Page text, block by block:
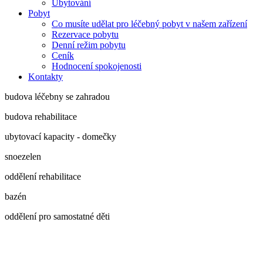
Ubytování
Pobyt
Co musíte udělat pro léčebný pobyt v našem zařízení
Rezervace pobytu
Denní režim pobytu
Ceník
Hodnocení spokojenosti
Kontakty
budova léčebny se zahradou
budova rehabilitace
ubytovací kapacity - domečky
snoezelen
oddělení rehabilitace
bazén
oddělení pro samostatné děti